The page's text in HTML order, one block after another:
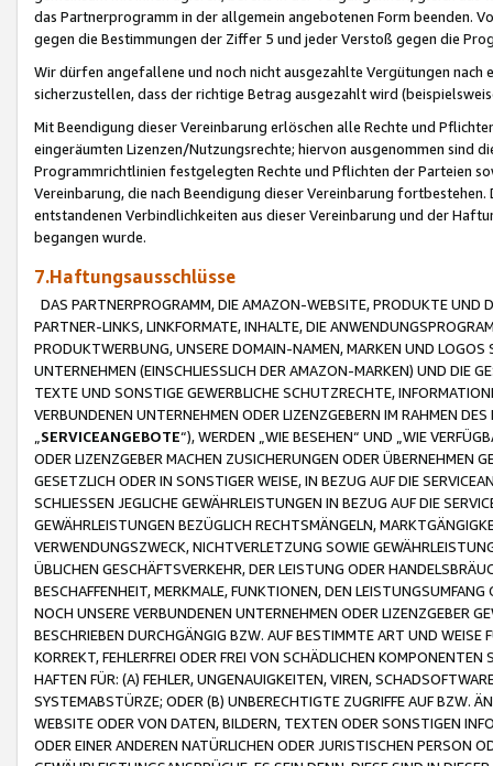
das Partnerprogramm in der allgemein angebotenen Form beenden.
gegen die Bestimmungen der Ziffer 5 und jeder Verstoß gegen die
Wir dürfen angefallene und noch nicht ausgezahlte Vergütungen
sicherzustellen, dass der richtige Betrag ausgezahlt wird
Mit Beendigung dieser Vereinbarung erlöschen alle Rechte und
eingeräumten Lizenzen/Nutzungsrechte; hiervon ausgenommen sind
Programmrichtlinien festgelegten Rechte und Pflichten der Parteien
Vereinbarung, die nach Beendigung dieser Vereinbarung
entstandenen Verbindlichkeiten aus dieser Vereinbarung und der
begangen wurde.
7.Haftungsausschlüsse
DAS PARTNERPROGRAMM, DIE AMAZON-WEBSITE, PRODUKTE UND
PARTNER-LINKS, LINKFORMATE, INHALTE, DIE
PRODUKTWERBUNG, UNSERE DOMAIN-NAMEN, MARKEN UND
UNTERNEHMEN (EINSCHLIESSLICH DER AMAZON-MARKEN) UND DIE
TEXTE UND SONSTIGE GEWERBLICHE SCHUTZRECHTE,
VERBUNDENEN UNTERNEHMEN ODER LIZENZGEBERN IM RAHMEN
SERVICEANGEBOTE“), WERDEN „WIE BESEHEN“ UND „WIE
ODER LIZENZGEBER MACHEN ZUSICHERUNGEN ODER ÜBERNEHMEN
GESETZLICH ODER IN SONSTIGER WEISE, IN BEZUG AUF DIE
SCHLIESSEN JEGLICHE GEWÄHRLEISTUNGEN IN BEZUG AUF DIE
GEWÄHRLEISTUNGEN BEZÜGLICH RECHTSMÄNGELN,
VERWENDUNGSZWECK, NICHTVERLETZUNG SOWIE
ÜBLICHEN GESCHÄFTSVERKEHR, DER LEISTUNG ODER
BESCHAFFENHEIT, MERKMALE, FUNKTIONEN, DEN
NOCH UNSERE VERBUNDENEN UNTERNEHMEN ODER LIZENZGEBER
BESCHRIEBEN DURCHGÄNGIG BZW. AUF BESTIMMTE ART UND
KORREKT, FEHLERFREI ODER FREI VON SCHÄDLICHEN
HAFTEN FÜR: (A) FEHLER, UNGENAUIGKEITEN, VIREN,
SYSTEMABSTÜRZE; ODER (B) UNBERECHTIGTE ZUGRIFFE AUF BZW.
WEBSITE ODER VON DATEN, BILDERN, TEXTEN ODER SONSTIGEN
ODER EINER ANDEREN NATÜRLICHEN ODER JURISTISCHEN PERSON